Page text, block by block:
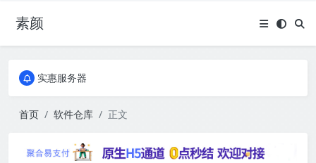
素颜全国免费包邮流量卡
实惠服务器
实惠服务器
首页 软件仓库 正文